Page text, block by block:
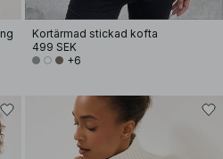
Kortärmad stickad kofta
499 SEK
+6